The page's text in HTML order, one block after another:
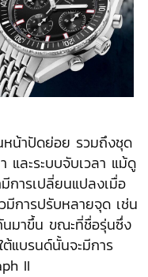
หน้าปัดย่อย รวมถึงชุด
และระบบจับเวลา แม้ดู
การเปลี่ยนแปลงเมื่อ
มีการปรับหลายจุด เช่น
มาขึ้น ขณะที่ชื่อรุ่นซึ่ง
ต้แบรนด์นั้นจะมีการ
II